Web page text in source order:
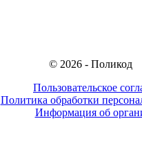
© 2026 - Поликод
Пользовательское
Политика обработки
Информация об